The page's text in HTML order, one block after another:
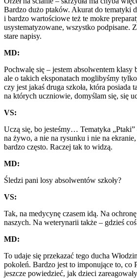
Bardzo dużo ptaków. Akurat do tematyki
i bardzo wartościowe też te mokre
usystematyzowane, wszystko podpisane.
stare napisy.
MD:
Pochwalę się – jestem absolwentem klasy
ale o takich eksponatach moglibyśmy
czy jest jakaś druga szkoła, która posiada
na których uczniowie, domyślam się, się
VS:
Uczą się, bo jesteśmy… Tematyka
na żywo, a nie na rysunku i nie na
bardzo często. Raczej tak to widzą.
MD:
Śledzi pani losy absolwentów szkoły?
VS:
Tak, na medycynę czasem idą. Na
naszych. Na weterynarii także – gdzieś
MD:
To udaje się przekazać tego ducha
pokoleń. Bardzo jest to imponujące to, co
jeszcze powiedzieć, jak dzieci